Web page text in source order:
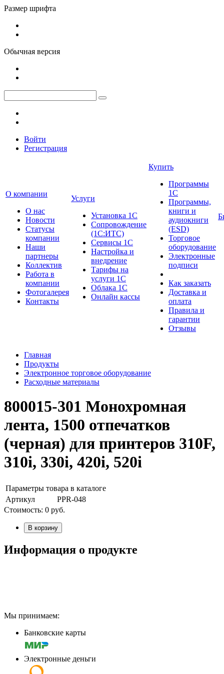
Размер шрифта
Обычная версия
Войти
Регистрация
О компании
О нас
Новости
Cтатусы
компании
Наши
партнеры
Коллектив
Работа в
компании
Фотогалерея
Контакты
Услуги
Установка 1С
Сопровождение
(1С:ИТС)
Сервисы 1С
Настройка и
внедрение
Тарифы на
услуги 1С
Облака 1С
Онлайн кассы
Купить
Программы
1С
Программы,
книги и
аудиокниги
(ESD)
Торговое
оборудование
Электронные
подписи
Как заказать
Доставка и
оплата
Правила и
гарантии
Отзывы
Главная
Продукты
Электронное торговое оборудование
Расходные материалы
800015-301 Монохромная
лента, 1500 отпечатков
(черная) для принтеров 310F,
310i, 330i, 420i, 520i
Параметры товара в каталоге
Артикул
PPR-048
Стоимость: 0 руб.
В корзину
Информация о продукте
Мы принимаем:
Банковские карты
Электронные деньги